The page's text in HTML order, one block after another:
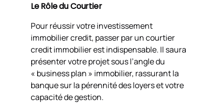
Le Rôle du Courtier
Pour réussir votre investissement
immobilier credit, passer par un courtier
credit immobilier est indispensable. Il saura
présenter votre projet sous l’angle du
« business plan » immobilier, rassurant la
banque sur la pérennité des loyers et votre
capacité de gestion.